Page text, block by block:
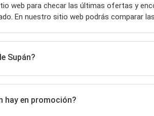
web para checar las últimas ofertas y
En nuestro sitio web podrás comparar
Supán?
hay en promoción?